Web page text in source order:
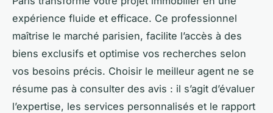
expérience fluide et efficace. Ce professionnel
maîtrise le marché parisien, facilite l’accès à des
biens exclusifs et optimise vos recherches selon
vos besoins précis. Choisir le meilleur agent ne se
résume pas à consulter des avis : il s’agit d’évaluer
l’expertise, les services personnalisés et le rapport